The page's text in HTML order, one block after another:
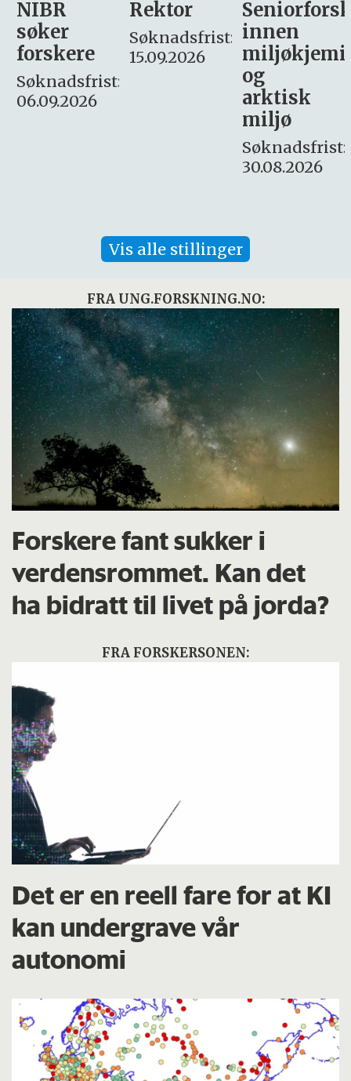
Rektor
Søknadsfrist:
15.09.2026
Seniorforsker
innen
miljøkjemi
søker
– fast
Søknadsfrist:
16. august.
Vis alle stillinger
FRA UNG.FORSKNING.NO:
Forskere fant sukker i
verdensrommet. Kan det
ha bidratt til livet på jorda?
FRA FORSKERSONEN:
Det er en reell fare for at KI
kan undergrave vår
autonomi